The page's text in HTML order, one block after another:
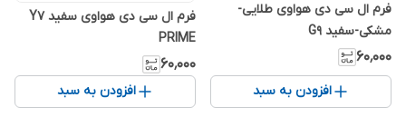
فرم ال سی دی هواوی طلایی-
مشکی-سفید G9
۶۰٬۰۰۰
افزودن به سبد
فرم ال سی دی هواوی سفید Y7
PRIME
۶۰٬۰۰۰
افزودن به سبد